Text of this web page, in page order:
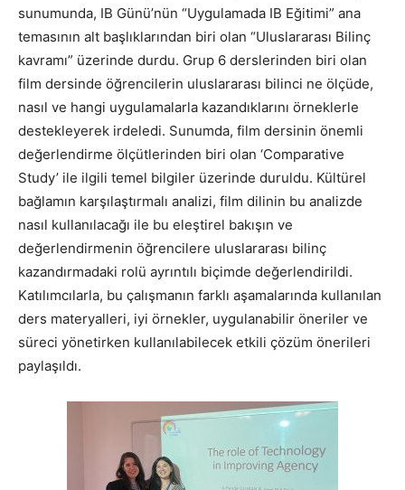
sunumunda, IB Günü’nün “Uygulamada IB Eğitimi” ana
temasının alt başlıklarından biri olan “Uluslararası Bilinç
kavramı” üzerinde durdu. Grup 6 derslerinden biri olan
film dersinde öğrencilerin uluslararası bilinci ne ölçüde,
nasıl ve hangi uygulamalarla kazandıklarını örneklerle
destekleyerek irdeledi. Sunumda, film dersinin önemli
değerlendirme ölçütlerinden biri olan ‘Comparative
Study’ ile ilgili temel bilgiler üzerinde duruldu. Kültürel
bağlamın karşılaştırmalı analizi, film dilinin bu analizde
nasıl kullanılacağı ile bu eleştirel bakışın ve
değerlendirmenin öğrencilere uluslararası bilinç
kazandırmadaki rolü ayrıntılı biçimde değerlendirildi.
Katılımcılarla, bu çalışmanın farklı aşamalarında kullanılan
ders materyalleri, iyi örnekler, uygulanabilir öneriler ve
süreci yönetirken kullanılabilecek etkili çözüm önerileri
paylaşıldı.